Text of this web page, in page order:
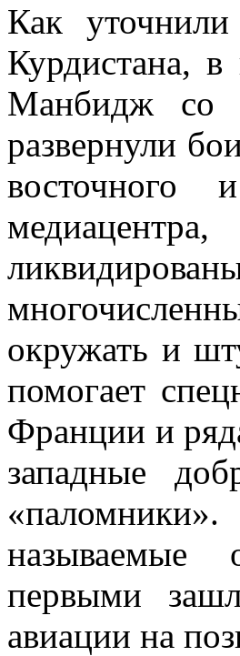
Как
Курдистана,
Манбидж со
развернули
окружать и
помогает
Франции и
западные
называемые
первыми
авиации на